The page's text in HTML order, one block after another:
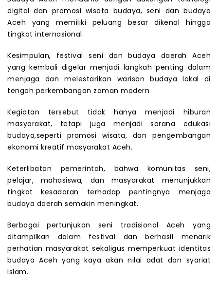
digital dan promosi wisata budaya, seni dan budaya
Aceh yang memiliki peluang besar dikenal hingga
tingkat internasional.
Kesimpulan, festival seni dan budaya daerah Aceh
yang kembali digelar menjadi langkah penting dalam
menjaga dan melestarikan warisan budaya lokal di
tengah perkembangan zaman modern.
Kegiatan tersebut tidak hanya menjadi hiburan
masyarakat, tetapi juga menjadi sarana edukasi
budaya,seperti promosi wisata, dan pengembangan
ekonomi kreatif masyarakat Aceh.
Keterlibatan pemerintah, bahwa komunitas seni,
pelajar, mahasiswa, dan masyarakat menunjukkan
tingkat kesadaran terhadap pentingnya menjaga
budaya daerah semakin meningkat.
Berbagai pertunjukan seni tradisional Aceh yang
ditampilkan dalam festival dan berhasil menarik
perhatian masyarakat sekaligus memperkuat identitas
budaya Aceh yang kaya akan nilai adat dan syariat
Islam.